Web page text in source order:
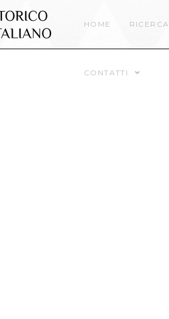
HOME RICERCA
CONTATTI